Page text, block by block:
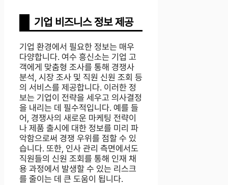
기업 비즈니스 정보 제공
기업 환경에서 필요한 정보는 매우
다양합니다. 여수 흥신소는 기업 고
객에게 맞춤형 조사를 통해 경쟁사
분석, 시장 조사 및 직원 신원 조회 등
의 서비스를 제공합니다. 이러한 정
보는 기업이 전략을 세우고 의사결정
을 내리는 데 필수적입니다. 예를 들
어, 경쟁사의 새로운 마케팅 전략이
나 제품 출시에 대한 정보를 미리 파
악함으로써 경쟁 우위를 점할 수 있
습니다. 또한, 인사 관리 측면에서도
직원들의 신원 조회를 통해 인재 채
용 과정에서 발생할 수 있는 리스크
를 줄이는 데 큰 도움이 됩니다.